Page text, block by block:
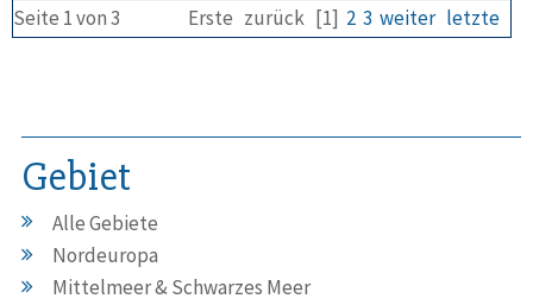
Seite 1 von 3 Erste zurück [1] 2 3 weiter letzte
Gebiet
Alle Gebiete
Nordeuropa
Mittelmeer & Schwarzes Meer